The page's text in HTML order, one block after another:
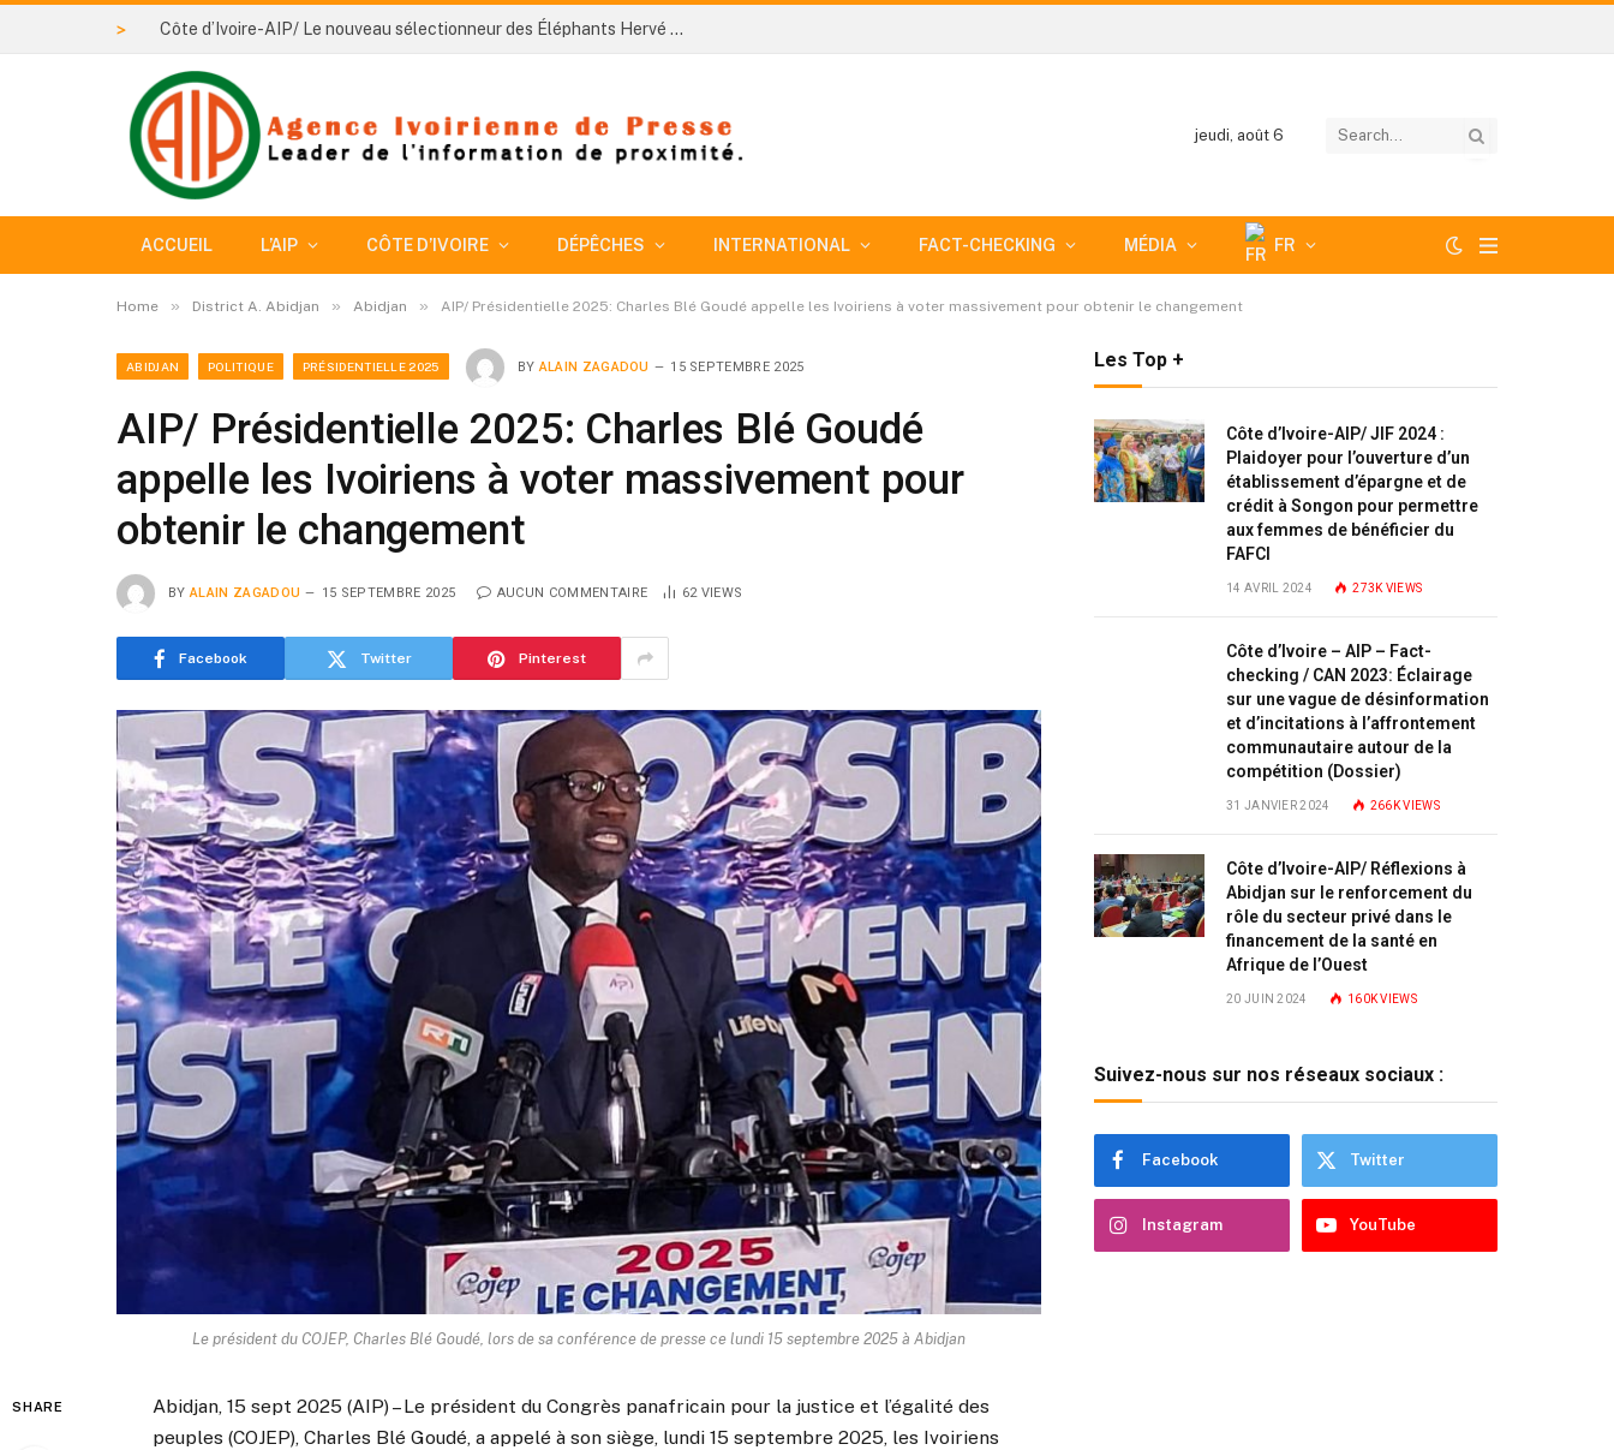
> Côte d’Ivoire-AIP/ Le nouveau sélectionneur des Éléphants Hervé Renard veut bâtir une équipe plus disciplinée pour conquérir la CAN 2027
jeudi, août 6
ACCUEIL L’AIP CÔTE D’IVOIRE DÉPÊCHES INTERNATIONAL FACT-CHECKING MÉDIA FR
Home » District A. Abidjan » Abidjan » AIP/ Présidentielle 2025: Charles Blé Goudé appelle les Ivoiriens à voter massivement pour obtenir le changement
ABIDJAN POLITIQUE PRÉSIDENTIELLE 2025 BY ALAIN ZAGADOU 15 SEPTEMBRE 2025
AIP/ Présidentielle 2025: Charles Blé Goudé
appelle les Ivoiriens à voter massivement pour
obtenir le changement
BY ALAIN ZAGADOU 15 SEPTEMBRE 2025 AUCUN COMMENTAIRE 62 VIEWS
Facebook Twitter Pinterest
Le président du COJEP, Charles Blé Goudé, lors de sa conférence de presse ce lundi 15 septembre 2025 à Abidjan
SHARE
Abidjan, 15 sept 2025 (AIP) – Le président du Congrès panafricain pour la justice et l’égalité des
peuples (COJEP), Charles Blé Goudé, a appelé à son siège, lundi 15 septembre 2025, les Ivoiriens
Les Top +
Côte d’Ivoire-AIP/ JIF 2024 :
Plaidoyer pour l’ouverture d’un
établissement d’épargne et de
crédit à Songon pour permettre
aux femmes de bénéficier du
FAFCI
14 AVRIL 2024 273K VIEWS
Côte d’Ivoire – AIP – Fact-
checking / CAN 2023: Éclairage
sur une vague de désinformation
et d’incitations à l’affrontement
communautaire autour de la
compétition (Dossier)
31 JANVIER 2024 266KVIEWS
Côte d’Ivoire-AIP/ Réflexions à
Abidjan sur le renforcement du
rôle du secteur privé dans le
financement de la santé en
Afrique de l’Ouest
20 JUIN 2024 160KVIEWS
Suivez-nous sur nos réseaux sociaux :
Facebook Twitter
Instagram YouTube